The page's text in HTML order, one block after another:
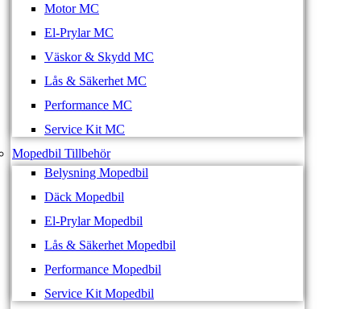
Motor MC
El-Prylar MC
Väskor & Skydd MC
Lås & Säkerhet MC
Performance MC
Service Kit MC
Mopedbil Tillbehör
Belysning Mopedbil
Däck Mopedbil
El-Prylar Mopedbil
Lås & Säkerhet Mopedbil
Performance Mopedbil
Service Kit Mopedbil